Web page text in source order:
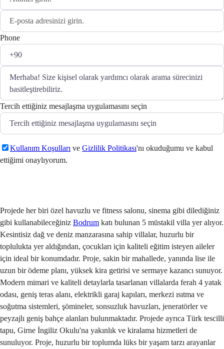
Phone
Tercih ettiğiniz mesajlaşma uygulamasını seçin
Kullanım Koşulları ve Gizlilik Politikası'nı okuduğumu ve kabul
ettiğimi onaylıyorum.
Projede her biri özel havuzlu ve fitness salonu, sinema gibi dilediğiniz
gibi kullanabileceğiniz Bodrum katı bulunan 5 müstakil villa yer alıyor.
Kesintisiz dağ ve deniz manzarasına sahip villalar, huzurlu bir
toplulukta yer aldığından, çocukları için kaliteli eğitim isteyen aileler
için ideal bir konumdadır. Proje, sakin bir mahallede, yanında lise ile
uzun bir ödeme planı, yüksek kira getirisi ve sermaye kazancı sunuyor.
Modern mimari ve kaliteli detaylarla tasarlanan villalarda ferah 4 yatak
odası, geniş teras alanı, elektrikli garaj kapıları, merkezi ısıtma ve
soğutma sistemleri, şömineler, sonsuzluk havuzları, jeneratörler ve
peyzajlı geniş bahçe alanları bulunmaktadır. Projede ayrıca Türk tescilli
tapu, Girne İngiliz Okulu'na yakınlık ve kiralama hizmetleri de
sunuluyor. Proje, huzurlu bir toplumda lüks bir yaşam tarzı arayanlar